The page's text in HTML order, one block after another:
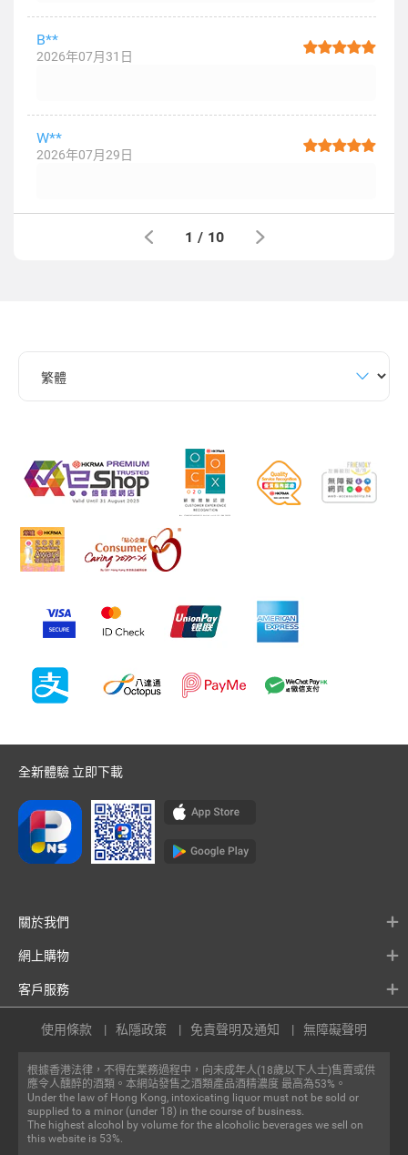
B**
2026年07月31日
W**
2026年07月29日
1 / 10
全新體驗 立即下載
關於我們
網上購物
客戶服務
根據香港法律，不得在業務過程中，向未成年人(18歲以下人士)售賣或供
應令人醺醉的酒類。本網站發售之酒類產品酒精濃度 最高為53%。
Under the law of Hong Kong, intoxicating liquor must not be sold or
supplied to a minor (under 18) in the course of business.
The highest alcohol by volume for the alcoholic beverages we sell on
this website is 53%.
使用條款 私隱政策 免責聲明及通知 無障礙聲明